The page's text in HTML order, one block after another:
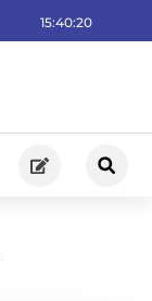
15:40:21